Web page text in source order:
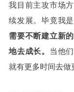
我目前主攻市场
续发展。毕竟我是
需要不断建立新
地去成长。 当他
就有更多时间去做